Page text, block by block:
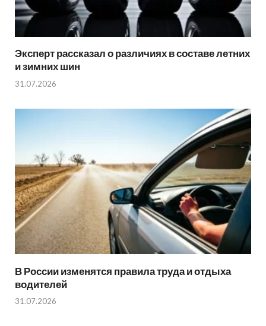
Эксперт рассказал о различиях в составе летних
и зимних шин
31.07.2026
В России изменятся правила труда и отдыха
водителей
31.07.2026